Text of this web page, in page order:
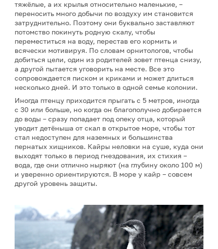
тяжёлые, а их крылья относительно маленькие, –
переносить много добычи по воздуху им становится
затруднительно. Поэтому они буквально заставляют
потомство покинуть родную скалу, чтобы
переместиться на воду, перестав его кормить и
всячески мотивируя. По словам орнитологов, чтобы
добиться цели, один из родителей зовет птенца снизу,
а другой пытается уговорить на месте. Все это
сопровождается писком и криками и может длиться
несколько дней. И это только в одной семье колонии.
Иногда птенцу приходится прыгать с 5 метров, иногда
с 30 или больше, но когда он благополучно добирается
до воды – сразу попадает под опеку отца, который
уводит детёныша от скал в открытое море, чтобы тот
стал недоступен для наземных и большинства
пернатых хищников. Кайры неловки на суше, куда они
выходят только в период гнездования, их стихия –
вода, где они отлично ныряют (на глубину около 100 м)
и уверенно ориентируются. В море у кайр – совсем
другой уровень защиты.